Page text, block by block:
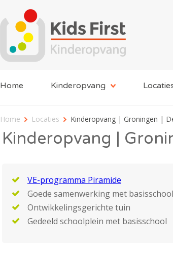
Home Kinderopvang
Home Locaties Kinderopvang | Groningen |
Kinderopvang |
VE-programma Piramide
Goede samenwerking met
Ontwikkelingsgerichte tuin
Gedeeld schoolplein met basisschool